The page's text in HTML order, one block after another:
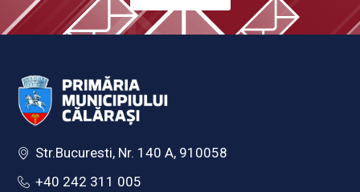
Str.Bucuresti, Nr. 140 A, 910058
+40 242 311 005